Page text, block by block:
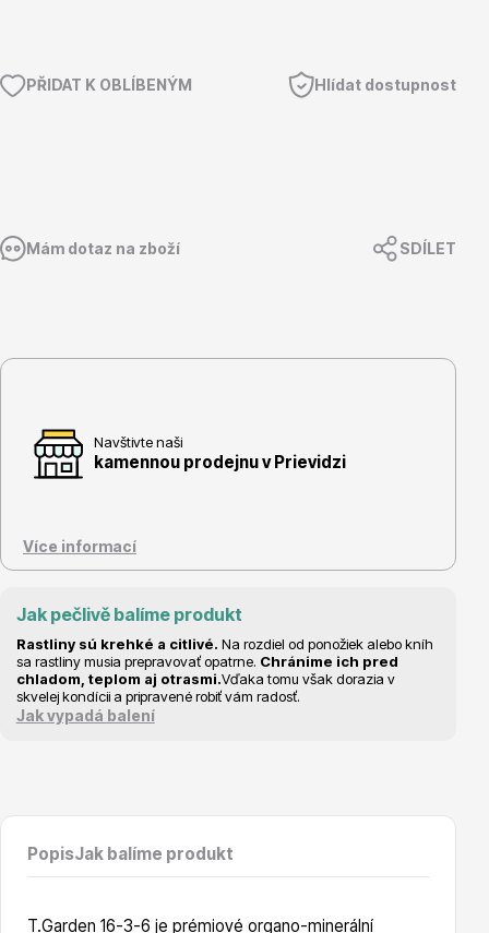
Květináče
Cibuloviny
Vzrostlé stromy
Nářadí, příslušenství
Postřiky, přípravky
PŘIDAT K OBLÍBENÝM Hlídat dostupnost
Mám dotaz na zboží SDÍLET
Navštivte naši
kamennou prodejnu v Prievidzi
Více informací
Jak pečlivě balíme produkt
Rastliny sú krehké a citlivé. Na rozdiel od ponožiek alebo kníh
sa rastliny musia prepravovať opatrne. Chránime ich pred
chladom, teplom aj otrasmi.Vďaka tomu však dorazia v
skvelej kondícii a pripravené robiť vám radosť.
Jak vypadá balení
PopisJak balíme produkt
T.Garden 16-3-6 je prémiové organo-minerální